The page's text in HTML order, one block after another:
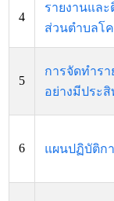
4
รายงานแล
ส่วนตำบลโ
5
การจัดทำร
อย่างมีประ
6 แผนปฏิบัติก